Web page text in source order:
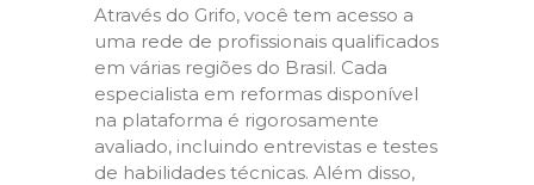
Através do Grifo, você tem acesso a
uma rede de profissionais qualificados
em várias regiões do Brasil. Cada
especialista em reformas disponível
na plataforma é rigorosamente
avaliado, incluindo entrevistas e testes
de habilidades técnicas. Além disso,